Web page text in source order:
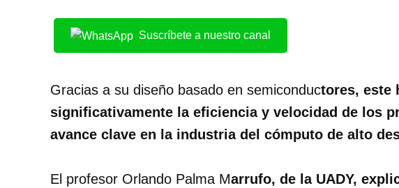
Suscríbete a nuestro canal
Gracias a su diseño basado en semiconductores, este
significativamente la eficiencia y velocidad de los
avance clave en la industria del cómputo de alto
El profesor Orlando Palma Marrufo, de la UADY,